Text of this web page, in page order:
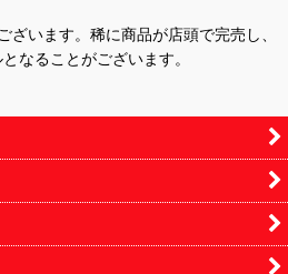
ざいます。稀に商品が店頭で完売し、
なることがございます。